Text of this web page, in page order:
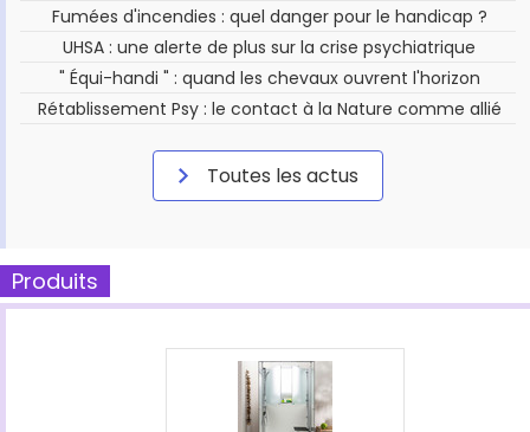
Fumées d'incendies : quel danger pour le handicap ?
UHSA : une alerte de plus sur la crise psychiatrique
" Équi-handi " : quand les chevaux ouvrent l'horizon
Rétablissement Psy : le contact à la Nature comme allié
Toutes les actus
Produits